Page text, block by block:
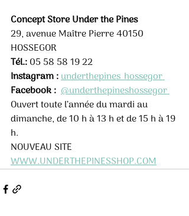
Concept Store Under the Pines
29, avenue Maître Pierre 40150
HOSSEGOR
Tél.: 05 58 58 19 22
Instagram :underthepines_hossegor
Facebook : @underthepineshossegor
Ouvert toute l’année du mardi au
dimanche, de 10 h à 13 h et de 15 h à 19
h.
NOUVEAU SITE
WWW.UNDERTHEPINESSHOP.COM